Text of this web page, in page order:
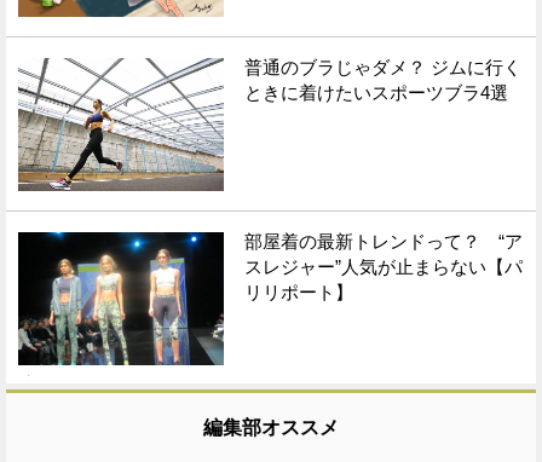
普通のブラじゃダメ？ ジムに行く
ときに着けたいスポーツブラ4選
部屋着の最新トレンドって？ “ア
スレジャー”人気が止まらない【パ
リリポート】
編集部オススメ